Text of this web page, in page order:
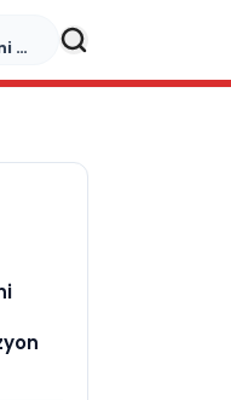
Açıkgöz Savunma Sanayi AŞ Yeni Yönetim Kurulunu Açıkladı ve Savunma Sanayinde Küresel Vizyon Vurgusu